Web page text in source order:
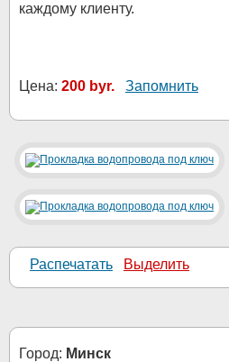
каждому клиенту.
Цена: 200 byr. Запомнить
Распечатать Выделить
Город: Минск